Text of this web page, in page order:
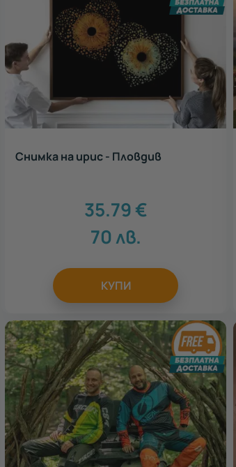
Снимка на ирис - Пловдив
35.79€
70лв.
КУПИ